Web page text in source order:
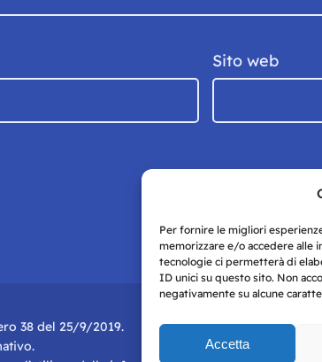
Per fornire le migliori
memorizzare e/o accedere alle
tecnologie ci permetterà di
ID unici su questo sito. Non
negativamente su alcune
Accetta
Sito web
38 del 25/9/2019.